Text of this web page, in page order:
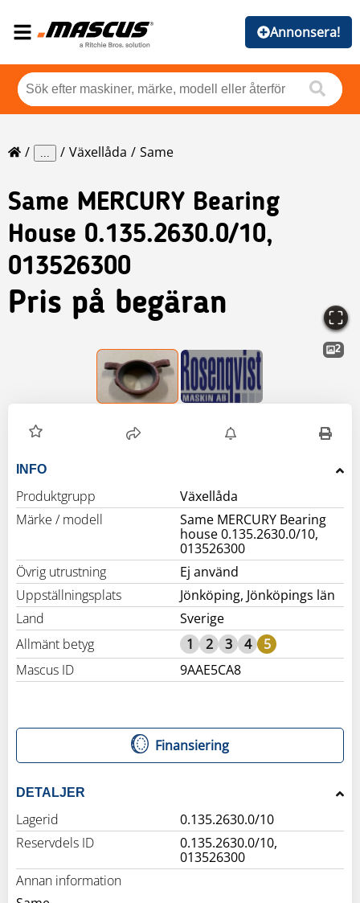
Annonsera!
... Växellåda Same
Same MERCURY Bearing
House 0.135.2630.0/10,
013526300
Pris på begäran
2
INFO
Produktgrupp
Växellåda
Märke / modell
Same MERCURY Bearing
house 0.135.2630.0/10,
013526300
Övrig utrustning
Ej använd
Uppställningsplats
Jönköping, Jönköpings län
Land
Sverige
Allmänt betyg
1 2 3 4
5
Mascus ID
9AAE5CA8
Finansiering
DETALJER
Lagerid
0.135.2630.0/10
Reservdels ID
0.135.2630.0/10,
013526300
Annan information